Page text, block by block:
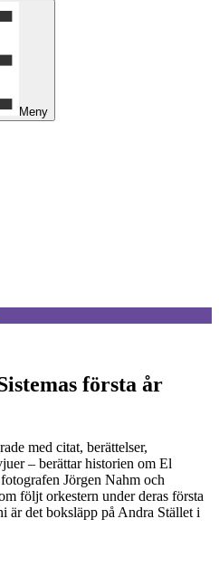
Meny
första år
med citat, berättelser,
– berättar historien om El
Jörgen Nahm och
följt orkestern under deras första
är det boksläpp på Andra Stället i